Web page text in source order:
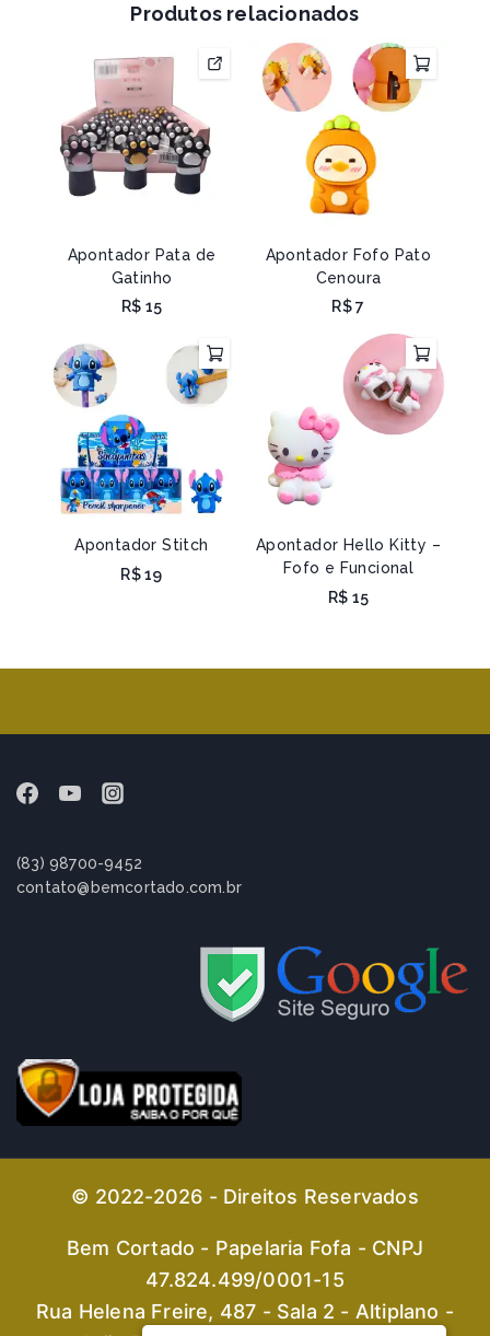
Produtos relacionados
Apontador Pata de
Gatinho
R$ 15
Apontador Fofo Pato
Cenoura
R$7
Apontador Stitch
R$19
Apontador Hello Kitty –
Fofo e Funcional
R$ 15
(83) 98700-9452
contato@bemcortado.com.br
© 2022-2026 - Direitos Reservados
Bem Cortado - Papelaria Fofa - CNPJ
47.824.499/0001-15
Rua Helena Freire, 487 - Sala 2 - Altiplano -